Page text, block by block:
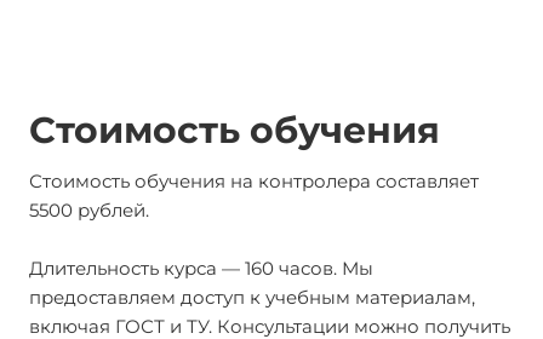
Стоимость обучения
Стоимость обучения на контролера составляет
5500 рублей.
Длительность курса — 160 часов. Мы
предоставляем доступ к учебным материалам,
включая ГОСТ и ТУ. Консультации можно получить